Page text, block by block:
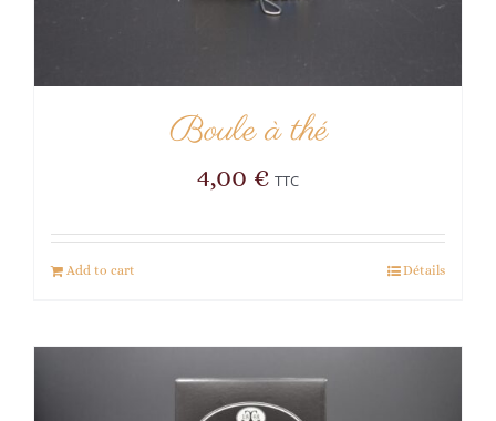
Boule à thé
4,00 € TTC
Add to cart Détails